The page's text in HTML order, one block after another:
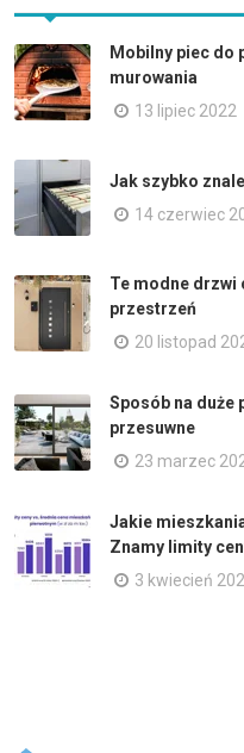
Mobilny piec do
murowania
13 lipiec 2022
Jak szybko
14 czerwiec
Te modne drzwi
przestrzeń
20 listopad
Sposób na duże
przesuwne
23 marzec
Jakie
Znamy limity
3 kwiecień